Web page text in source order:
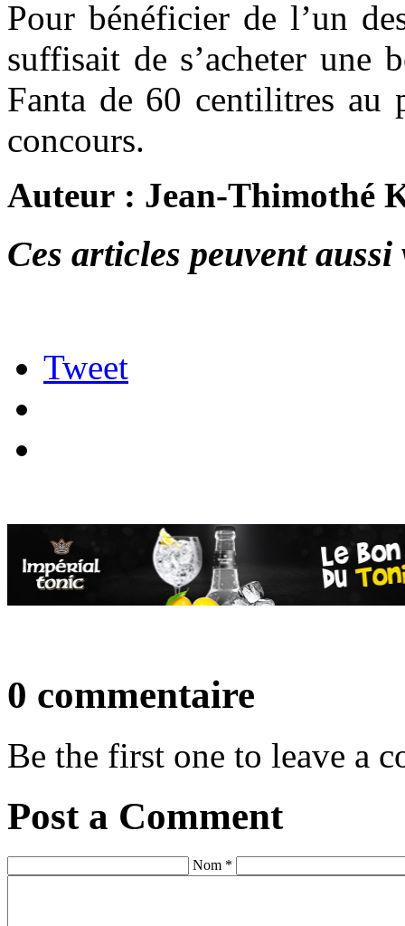
Pour bénéficier de l’un
suffisait de s’acheter une
Fanta de 60 centilitres
concours.
Auteur : Jean-Thimothé
Ces articles peuvent
Tweet
0 commentaire
Be the first one to leave a
Post a Comment
Nom *